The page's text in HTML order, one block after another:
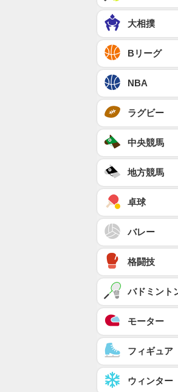
大相撲
Bリーグ
NBA
ラグビー
中央競馬
地方競馬
卓球
バレー
格闘技
バドミント
モーター
フィギュア
ウィンター